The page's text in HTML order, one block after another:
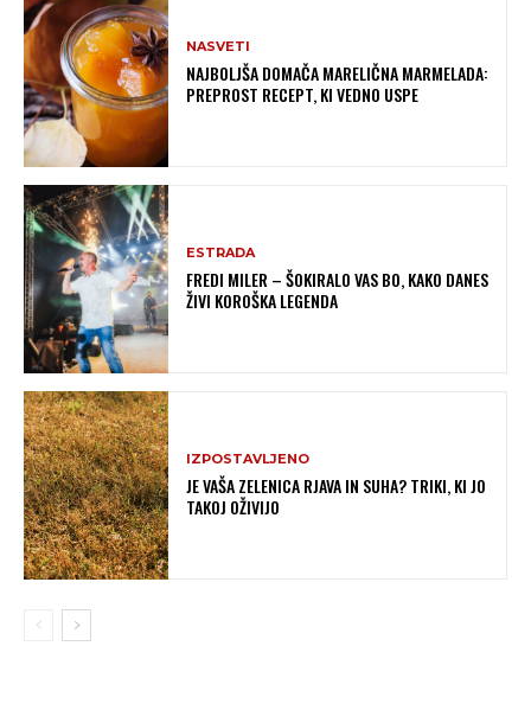
NASVETI
NAJBOLJŠA DOMAČA MARELIČNA MARMELADA:
PREPROST RECEPT, KI VEDNO USPE
ESTRADA
FREDI MILER – ŠOKIRALO VAS BO, KAKO DANES
ŽIVI KOROŠKA LEGENDA
IZPOSTAVLJENO
JE VAŠA ZELENICA RJAVA IN SUHA? TRIKI, KI JO
TAKOJ OŽIVIJO